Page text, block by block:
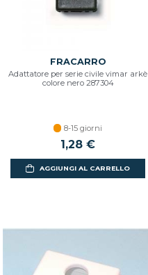
FRACARRO
Adattatore per serie civile vimar arkè
colore nero 287304
8-15 giorni
1,28 €
AGGIUNGI AL CARRELLO